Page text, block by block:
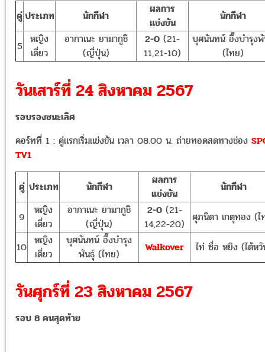
คู่ประเภท นักกีฬา
ผลการ
แข่งขัน
นักกีฬา
5 หญิง
เดี่ยว
อากาเนะ ยามากูชิ
(ญี่ปุ่น)
2-0 (21-
11,21-10)
บุศนันทน์ อึ๊งบำรุง
(ไทย)
วันเสาร์ที่ 24 สิงหาคม 2567
รอบรองชนะเลิศ
คอร์ทที่ 1 : คู่แรกเริ่มแข่งขัน เวลา 08.00 น. ถ่ายทอดสดทางช่อง
TV1
คู่ ประเภท นักกีฬา
ผลการ
แข่งขัน
นักกีฬา
9
หญิง
เดี่ยว
อากาเนะ ยามากูชิ
(ญี่ปุ่น)
2-0(21-
14,22-20) ศุภนิดา เกตุทอง (ไ
10 หญิง
เดี่ยว
บุศนันทน์ อึ๊งบำรุง
พันธุ์ (ไทย)
Walkover ไท่ ซื่อ หยิง (ไต้ห
วันศุกร์ที่ 23 สิงหาคม 2567
รอบ 8 คนสุดท้าย